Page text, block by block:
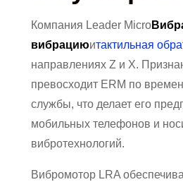
Компания Leader Micro
вибрациюитактильная
направлениях Z и X.
превосходит ERM по
службы, что делает его
мобильных телефонов и
вибротехнологий.
Вибромотор LRA